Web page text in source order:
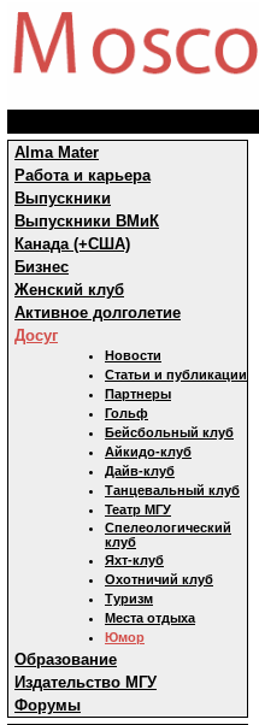
Alma Mater
Работа и карьера
Выпускники
Выпускники ВМиК
Канада (+США)
Бизнес
Женский клуб
Активное долголетие
Досуг
Новости
Статьи и публикации
Партнеры
Гольф
Бейсбольный клуб
Айкидо-клуб
Дайв-клуб
Танцевальный клуб
Театр МГУ
Спелеологический
клуб
Яхт-клуб
Охотничий клуб
Туризм
Места отдыха
Юмор
Образование
Издательство МГУ
Форумы